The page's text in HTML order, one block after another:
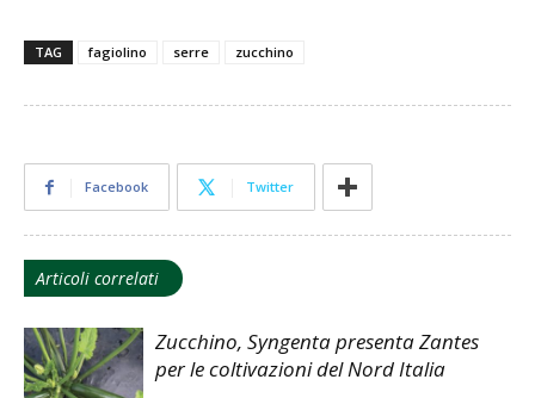
TAG fagiolino serre zucchino
Facebook Twitter
Articoli correlati
Zucchino, Syngenta presenta Zantes
per le coltivazioni del Nord Italia